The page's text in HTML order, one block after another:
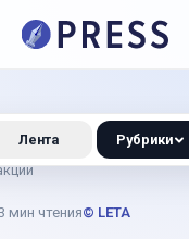
мин чтения© LETA
Лента Рубрики